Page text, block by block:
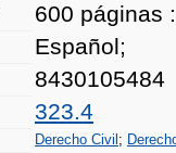
600 páginas
Español;
8430105484
323.4
Derecho Civil ;